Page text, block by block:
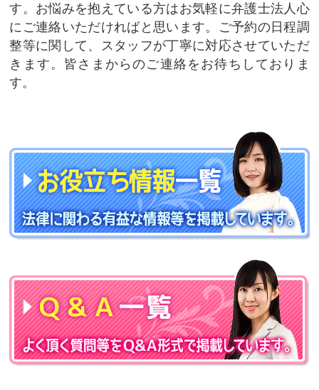
す。お悩みを抱えている方はお気軽に弁護士法人心
にご連絡いただければと思います。ご予約の日程調
整等に関して、スタッフが丁寧に対応させていただ
きます。皆さまからのご連絡をお待ちしておりま
す。